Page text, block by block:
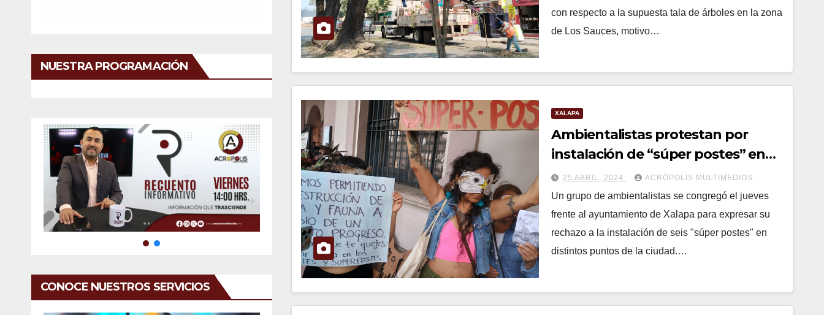
NUESTRA PROGRAMACIÓN
CONOCE NUESTROS SERVICIOS
con respecto a la supuesta tala de árboles en la zona
de Los Sauces, motivo…
XALAPA
Ambientalistas protestan por
instalación de “súper postes” en
Xalapa
25 ABRIL, 2024 ACRÓPOLIS MULTIMEDIOS
Un grupo de ambientalistas se congregó el jueves
frente al ayuntamiento de Xalapa para expresar su
rechazo a la instalación de seis "súper postes" en
distintos puntos de la ciudad.…